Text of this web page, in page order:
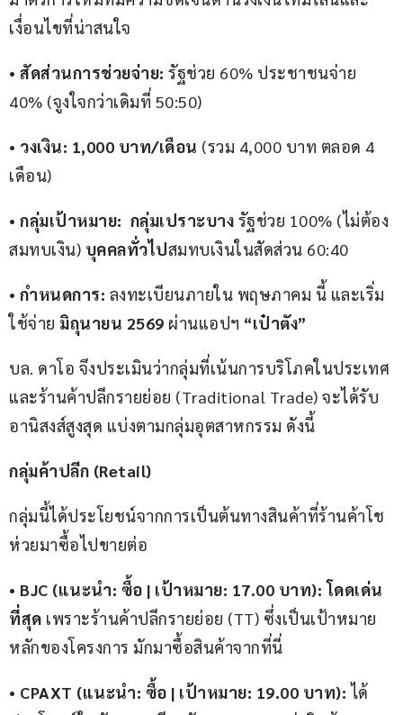
เงื่อนไขที่น่าสนใจ
• สัดส่วนการช่วยจ่าย: รัฐช่วย 60% ประชาชนจ่าย
40% (จูงใจกว่าเดิมที่ 50:50)
• วงเงิน: 1,000 บาท/เดือน (รวม 4,000 บาท ตลอด 4
เดือน)
• กลุ่มเป้าหมาย: กลุ่มเปราะบาง รัฐช่วย 100% (ไม่ต้อง
สมทบเงิน) บุคคลทั่วไปสมทบเงินในสัดส่วน 60:40
• กำหนดการ: ลงทะเบียนภายใน พฤษภาคม นี้ และเริ่ม
ใช้จ่าย มิถุนายน 2569 ผ่านแอปฯ “เป๋าตัง”
บล. ดาโอ จึงประเมินว่ากลุ่มที่เน้นการบริโภคในประเทศ
และร้านค้าปลีกรายย่อย (Traditional Trade) จะได้รับ
อานิสงส์สูงสุด แบ่งตามกลุ่มอุตสาหกรรม ดังนี้
กลุ่มค้าปลีก (Retail)
กลุ่มนี้ได้ประโยชน์จากการเป็นต้นทางสินค้าที่ร้านค้าโช
ห่วยมาซื้อไปขายต่อ
• BJC (แนะนำ: ซื้อ | เป้าหมาย: 17.00 บาท): โดดเด่น
ที่สุด เพราะร้านค้าปลีกรายย่อย (TT) ซึ่งเป็นเป้าหมาย
หลักของโครงการ มักมาซื้อสินค้าจากที่นี่
• CPAXT (แนะนำ: ซื้อ | เป้าหมาย: 19.00 บาท): ได้